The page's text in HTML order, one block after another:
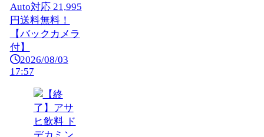
Auto対応 21,995
円送料無料！
【バックカメラ
付】
2026/08/03
17:57